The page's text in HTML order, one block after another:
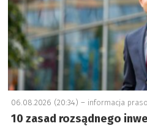
06.08.2026 (20:34) – informacja
10 zasad rozsądnego